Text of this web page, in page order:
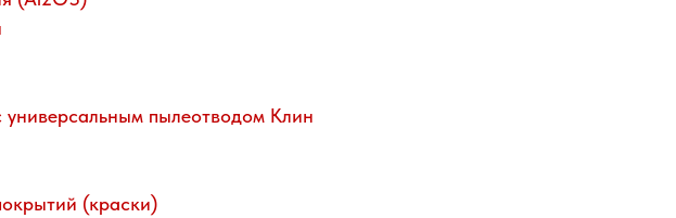
универсальным пылеотводом Клин
(краски)